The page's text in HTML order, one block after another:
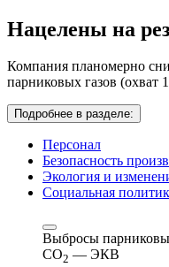
Нацелены на
Компания планомерно
парниковых газов (охват
Подробнее в разделе:
Персонал
Безопасность
Экология и
Социальная
Выбросы
СО2 — ЭКВ